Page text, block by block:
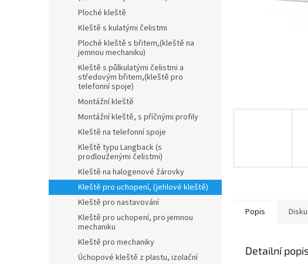
Ploché kleště
Kleště s kulatými čelistmi
Ploché kleště s břitem,(kleště na
jemnou mechaniku)
Kleště s půlkulatými čelistmi a
středovým břitem,(kleště pro
telefonní spoje)
Montážní kleště
Montážní kleště, s příčnými profily
Kleště na telefonní spoje
Kleště typu Langback (s
prodlouženými čelistmi)
Kleště na halogenové žárovky
Kleště pro uchopení, (jehlové kleště)
Kleště pro nastavování
Kleště pro uchopení, pro jemnou
mechaniku
Kleště pro mechaniky
Úchopové kleště z plastu, izolační
Popis
Detailní